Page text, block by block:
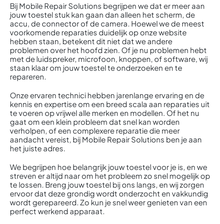
Bij Mobile Repair Solutions begrijpen we dat er meer aan
jouw toestel stuk kan gaan dan alleen het scherm, de
accu, de connector of de camera. Hoewel we de meest
voorkomende reparaties duidelijk op onze website
hebben staan, betekent dit niet dat we andere
problemen over het hoofd zien. Of je nu problemen hebt
met de luidspreker, microfoon, knoppen, of software, wij
staan klaar om jouw toestel te onderzoeken en te
repareren.
Onze ervaren technici hebben jarenlange ervaring en de
kennis en expertise om een breed scala aan reparaties uit
te voeren op vrijwel alle merken en modellen. Of het nu
gaat om een klein probleem dat snel kan worden
verholpen, of een complexere reparatie die meer
aandacht vereist, bij Mobile Repair Solutions ben je aan
het juiste adres.
We begrijpen hoe belangrijk jouw toestel voor je is, en we
streven er altijd naar om het probleem zo snel mogelijk op
te lossen. Breng jouw toestel bij ons langs, en wij zorgen
ervoor dat deze grondig wordt onderzocht en vakkundig
wordt gerepareerd. Zo kun je snel weer genieten van een
perfect werkend apparaat.